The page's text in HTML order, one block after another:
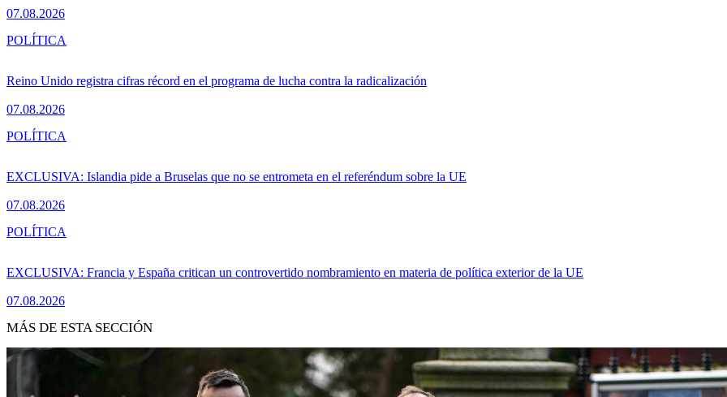
07.08.2026
Reino Unido registra cifras récord en el programa de lucha contra la radicalización
07.08.2026
POLÍTICA
EXCLUSIVA: Islandia pide a Bruselas que no se entrometa en el referéndum sobre la UE
07.08.2026
POLÍTICA
EXCLUSIVA: Francia y España critican un controvertido nombramiento en materia de política exterior de la UE
07.08.2026
POLÍTICA
MÁS DE ESTA SECCIÓN